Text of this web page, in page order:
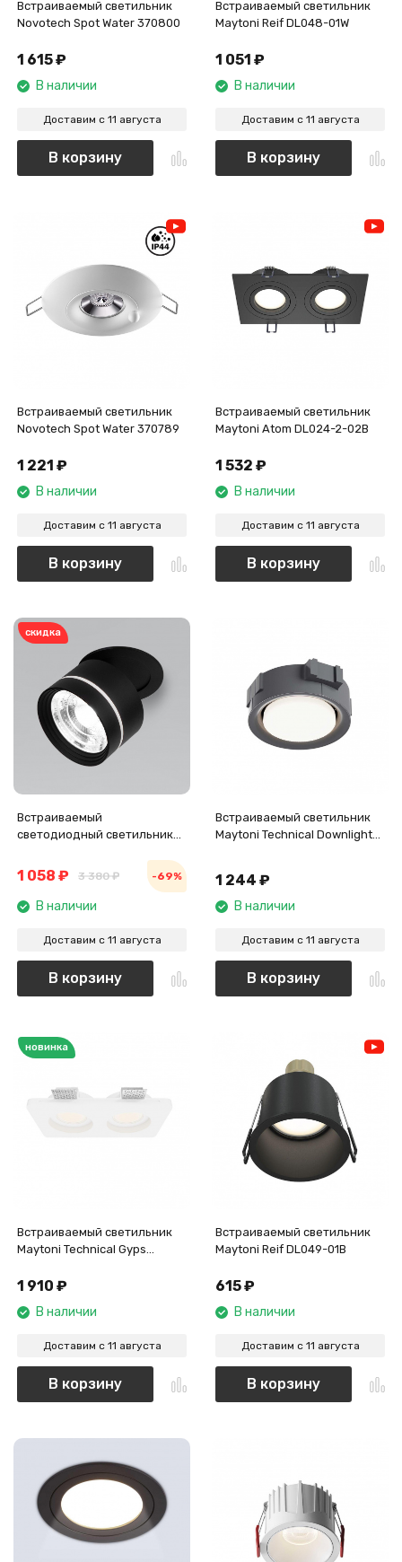
Встраиваемый светильник
Novotech Spot Water 370800
1 615₽
В наличии
Доставим с 11 августа
В корзину
Встраиваемый светильник
Maytoni Reif DL048-01W
1 051 ₽
В наличии
Доставим с 11 августа
В корзину
Встраиваемый светильник
Novotech Spot Water 370789
1 221 ₽
В наличии
Доставим с 11 августа
В корзину
Встраиваемый светильник
Maytoni Atom DL024-2-02B
1 532 ₽
В наличии
Доставим с 11 августа
В корзину
скидка
Встраиваемый
светодиодный светильник
25035/LED 8W 4200K чёрный
1 058 ₽ 3 380 ₽ -69%
В наличии
Доставим с 11 августа
В корзину
Встраиваемый светильник
Maytoni Technical Downlight
1 244 ₽
В наличии
Доставим с 11 августа
В корзину
новинка
Встраиваемый светильник
Maytoni Technical Gyps
1 910 ₽
В наличии
Доставим с 11 августа
В корзину
Встраиваемый светильник
Maytoni Reif DL049-01B
615₽
В наличии
Доставим с 11 августа
В корзину